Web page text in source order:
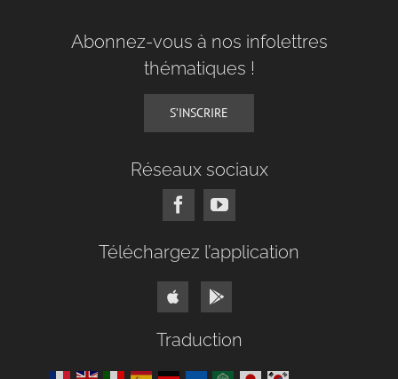
Abonnez-vous à nos infolettres
thématiques !
S’INSCRIRE
Réseaux sociaux
Téléchargez l’application
Traduction